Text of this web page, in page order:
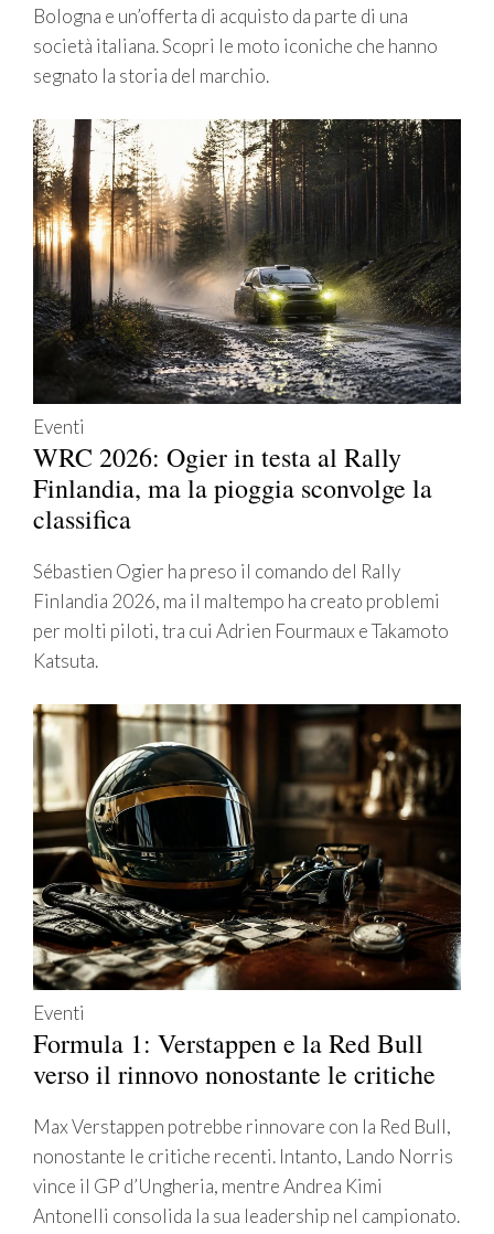
Bologna e un’offerta di acquisto da parte di una
società italiana. Scopri le moto iconiche che hanno
segnato la storia del marchio.
Eventi
WRC 2026: Ogier in testa al Rally
Finlandia, ma la pioggia sconvolge la
classifica
Sébastien Ogier ha preso il comando del Rally
Finlandia 2026, ma il maltempo ha creato problemi
per molti piloti, tra cui Adrien Fourmaux e Takamoto
Katsuta.
Eventi
Formula 1: Verstappen e la Red Bull
verso il rinnovo nonostante le critiche
Max Verstappen potrebbe rinnovare con la Red Bull,
nonostante le critiche recenti. Intanto, Lando Norris
vince il GP d’Ungheria, mentre Andrea Kimi
Antonelli consolida la sua leadership nel campionato.